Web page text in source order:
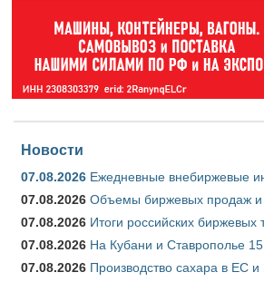
Новости
07.08.2026 Ежедневные внебиржевые
07.08.2026 Объемы биржевых продаж и
07.08.2026 Итоги российских биржевых
07.08.2026 На Кубани и Ставрополье
07.08.2026 Производство сахара в ЕС